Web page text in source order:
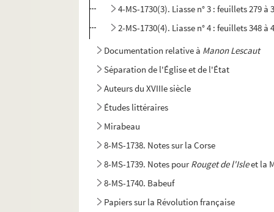
4-MS-1730(3). Liasse n° 3 : feuillets 279 à
2-MS-1730(4). Liasse n° 4 : feuillets 348 à
Documentation relative à Manon Lescaut
Séparation de l'Église et de l'État
Auteurs du XVIIIe siècle
Études littéraires
Mirabeau
8-MS-1738. Notes sur la Corse
8-MS-1739. Notes pourRouget de l'Isleet la
8-MS-1740. Babeuf
Papiers sur la Révolution française